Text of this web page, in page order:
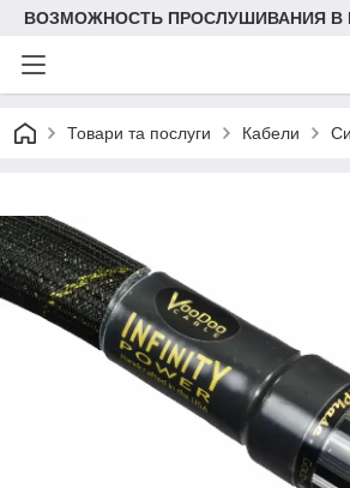
ВОЗМОЖНОСТЬ ПРОСЛУШИВАНИЯ В
Товари та послуги Кабели